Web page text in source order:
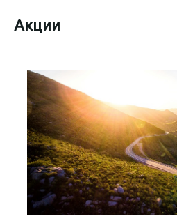
Акции